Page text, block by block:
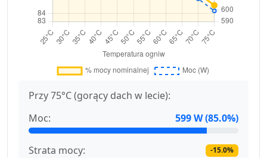
Przy 75°C (gorący dach w lecie):
Moc:
599 W (85.0%)
Strata mocy: -15.0%